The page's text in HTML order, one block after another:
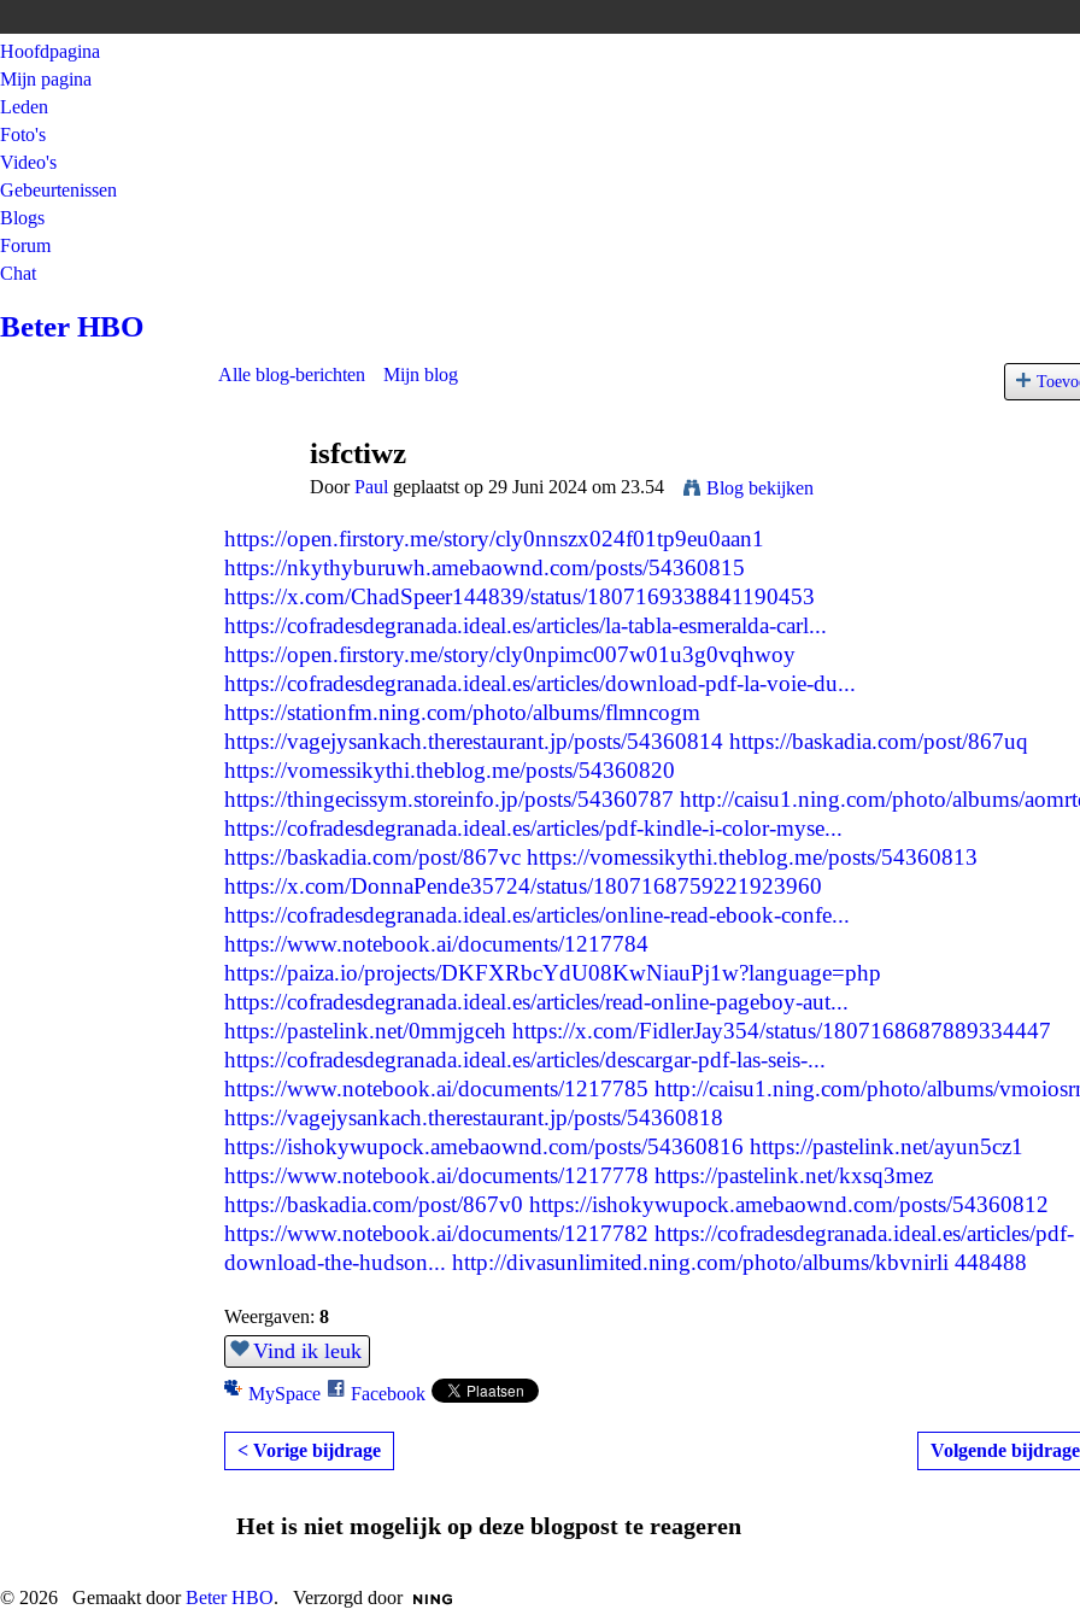
Hoofdpagina
Mijn pagina
Leden
Foto's
Video's
Gebeurtenissen
Blogs
Forum
Chat
Beter HBO
Alle blog-berichten Mijn blog
isfctiwz
DoorPaul geplaatst op 29 Juni 2024 om 23.54 Blog bekijken
https://open.firstory.me/story/cly0nnszx024f01tp9eu0aan1
https://nkythyburuwh.amebaownd.com/posts/54360815
https://x.com/ChadSpeer144839/status/1807169338841190453
https://cofradesdegranada.ideal.es/articles/la-tabla-esmeralda-carl...
https://open.firstory.me/story/cly0npimc007w01u3g0vqhwoy
https://cofradesdegranada.ideal.es/articles/download-pdf-la-voie-du...
https://stationfm.ning.com/photo/albums/flmncogm
https://vagejysankach.therestaurant.jp/posts/54360814 https://baskadia.com/post/867uq
https://vomessikythi.theblog.me/posts/54360820
https://thingecissym.storeinfo.jp/posts/54360787 http://caisu1.ning.com/photo/albums/
https://cofradesdegranada.ideal.es/articles/pdf-kindle-i-color-myse...
https://baskadia.com/post/867vc https://vomessikythi.theblog.me/posts/54360813
https://x.com/DonnaPende35724/status/1807168759221923960
https://cofradesdegranada.ideal.es/articles/online-read-ebook-confe...
https://www.notebook.ai/documents/1217784
https://paiza.io/projects/DKFXRbcYdU08KwNiauPj1w?language=php
https://cofradesdegranada.ideal.es/articles/read-online-pageboy-aut...
https://pastelink.net/0mmjgceh https://x.com/FidlerJay354/status/1807168687889334447
https://cofradesdegranada.ideal.es/articles/descargar-pdf-las-seis-...
https://www.notebook.ai/documents/1217785 http://caisu1.ning.com/photo/albums/
https://vagejysankach.therestaurant.jp/posts/54360818
https://ishokywupock.amebaownd.com/posts/54360816 https://pastelink.net/ayun5cz1
https://www.notebook.ai/documents/1217778 https://pastelink.net/kxsq3mez
https://baskadia.com/post/867v0 https://ishokywupock.amebaownd.com/posts/54360812
https://www.notebook.ai/documents/1217782 https://cofradesdegranada.ideal.es/articles/pdf-
download-the-hudson... http://divasunlimited.ning.com/photo/albums/kbvnirli 448488
Weergaven: 8
Vind ik leuk
MySpace Facebook
< Vorige bijdrage Volgende
Het is niet mogelijk op deze blogpost te reageren
© 2026 Gemaakt doorBeter HBO. Verzorgd door